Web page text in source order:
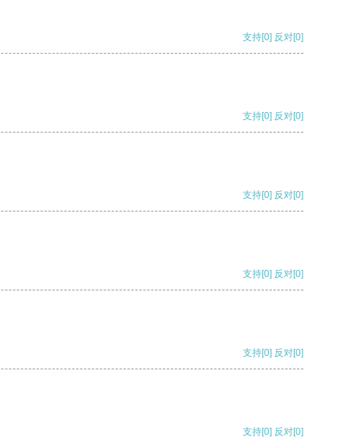
支持[0] 反对[0]
支持[0] 反对[0]
支持[0] 反对[0]
支持[0] 反对[0]
支持[0] 反对[0]
支持[0] 反对[0]